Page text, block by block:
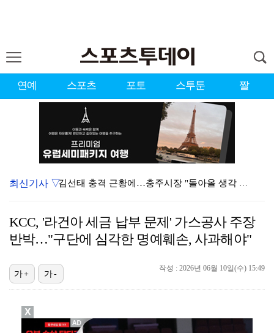
연예 스포츠 포토 스투툰 짤
김선태 충격 근황에…충주시장 "돌아올 생각 있나"
[ST포토] 최정원, 목표지점 확인
[ST포토] 서어진, 타구에 시선고정
[ST포토] 박민지, '어우박' 돌아왔다
최신기사 ▽
KCC, '라건아 세금 납부 문제' 가스공사 주장
반박…"구단에 심각한 명예훼손, 사과해야"
작성 : 2026년 06월 10일(수) 15:49
가+ 가-
X